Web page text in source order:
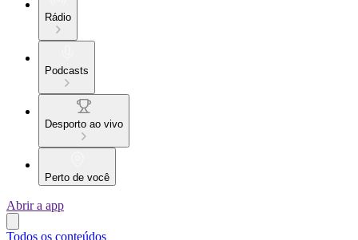
Rádio
Podcasts
Desporto ao vivo
Perto de você
Abrir a app
Todos os conteúdos